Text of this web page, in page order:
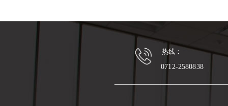
热线：
0712-2580838